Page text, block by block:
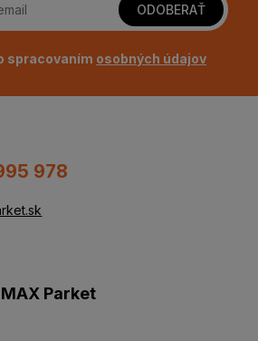
ODOBERAŤ
spracovaním osobných údajov
978
Parket